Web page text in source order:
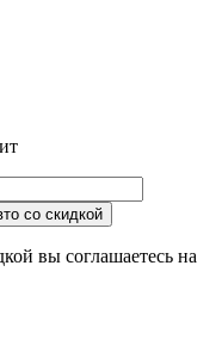
со скидкой
вы соглашаетесь на